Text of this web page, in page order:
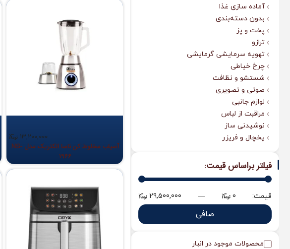
آماده سازی غذا
بدون دسته‌بندی
پخت و پز
ترازو
تهویه سرمایشی گرمایشی
چرخ خیاطی
شستشو و نظافت
صوتی و تصویری
لوازم جانبی
مراقبت از لباس
نوشیدنی ساز
یخچال و فریزر
فیلتر براساس قیمت:
صافی
قيمت: 0
—
29,500,000
محصولات موجود در انبار
13,200,000
آسیاب مخلوط‌ کن ناسا الکتریک مدل NS-
1966